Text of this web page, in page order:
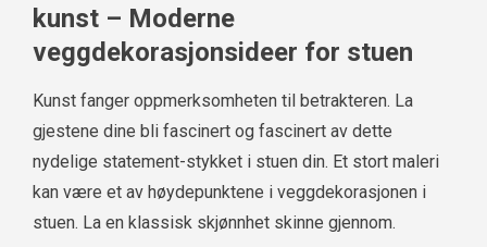
kunst – Moderne
veggdekorasjonsideer for stuen
Kunst fanger oppmerksomheten til betrakteren. La
gjestene dine bli fascinert og fascinert av dette
nydelige statement-stykket i stuen din. Et stort maleri
kan være et av høydepunktene i veggdekorasjonen i
stuen. La en klassisk skjønnhet skinne gjennom.